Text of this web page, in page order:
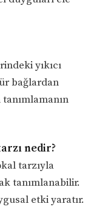
yıkıcı
bağlardan
nedir?
tarzıyla
tanımlanabilir.
etki yaratır.